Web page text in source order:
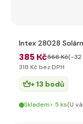
Intex 28028
385 Kč566 Kč(-32
318 Kč bez DPH
+ 13 bodů
Skladem> 5 ks(U